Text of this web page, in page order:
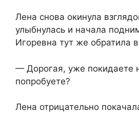
Лена снова окинула
улыбнулась и начала
Игоревна тут же обратила
— Дорогая, уже покидаете
попробуете?
Лена отрицательно